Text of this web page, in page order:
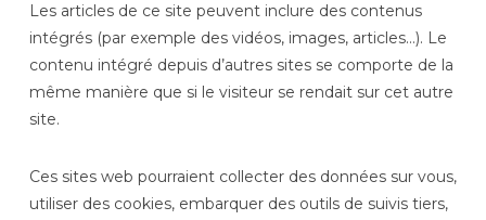
Les articles de ce site peuvent inclure des contenus
intégrés (par exemple des vidéos, images, articles…). Le
contenu intégré depuis d’autres sites se comporte de la
même manière que si le visiteur se rendait sur cet autre
site.
Ces sites web pourraient collecter des données sur vous,
utiliser des cookies, embarquer des outils de suivis tiers,